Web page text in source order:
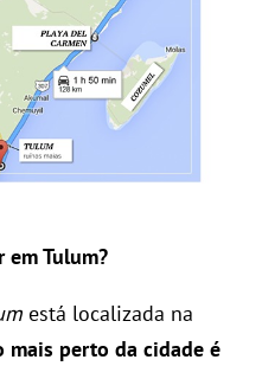
em Tulum?
está localizada na
mais perto da cidade é